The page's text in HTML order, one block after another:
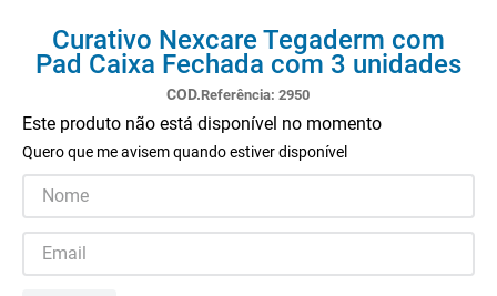
Curativo Nexcare Tegaderm com
Pad Caixa Fechada com 3 unidades
Referência: 2950
Este produto não está disponível no momento
Quero que me avisem quando estiver disponível
meia compressao
4º
cadeira higienica
5º
munique
6º
tipoia
muleta